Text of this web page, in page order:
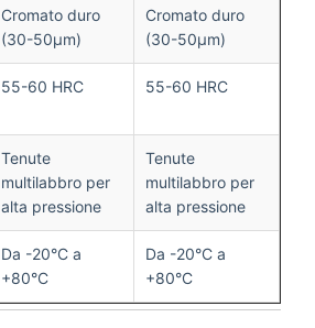
Cromato duro
(30-50μm)
Cromato duro
(30-50μm)
55-60 HRC 55-60 HRC
Tenute
multilabbro per
alta pressione
Tenute
multilabbro per
alta pressione
Da -20°C a
+80°C
Da -20°C a
+80°C